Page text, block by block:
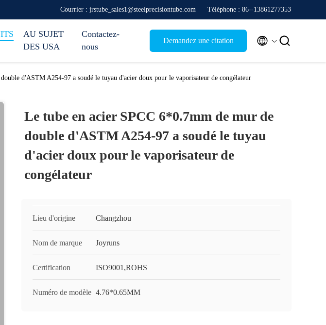
Courrier : jrstube_sales1@steelprecisiontube.com Téléphone : 86--13861277353
AU SUJET
DES USA
Contactez-
nous
Demandez une citation  
d'ASTM A254-97 a soudé le tuyau d'acier doux pour le vaporisateur de congélateur
Le tube en acier SPCC 6*0.7mm de mur de
double d'ASTM A254-97 a soudé le tuyau
d'acier doux pour le vaporisateur de
congélateur
Lieu d'origine Changzhou
Nom de marque Joyruns
Certification ISO9001,ROHS
Numéro de modèle 4.76*0.65MM